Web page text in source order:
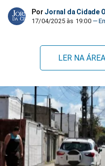
Por Jornal da Cidade
17/04/2025 às 19:00
LER NA